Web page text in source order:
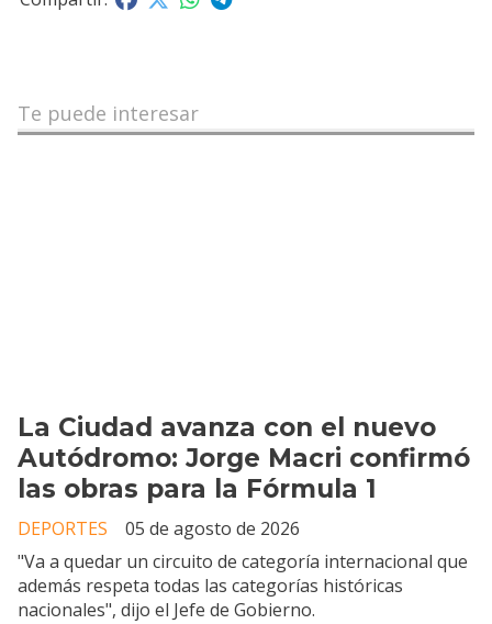
Te puede interesar
La Ciudad avanza con el nuevo
Autódromo: Jorge Macri confirmó
las obras para la Fórmula 1
DEPORTES
05 de agosto de 2026
"Va a quedar un circuito de categoría internacional que
además respeta todas las categorías históricas
nacionales", dijo el Jefe de Gobierno.